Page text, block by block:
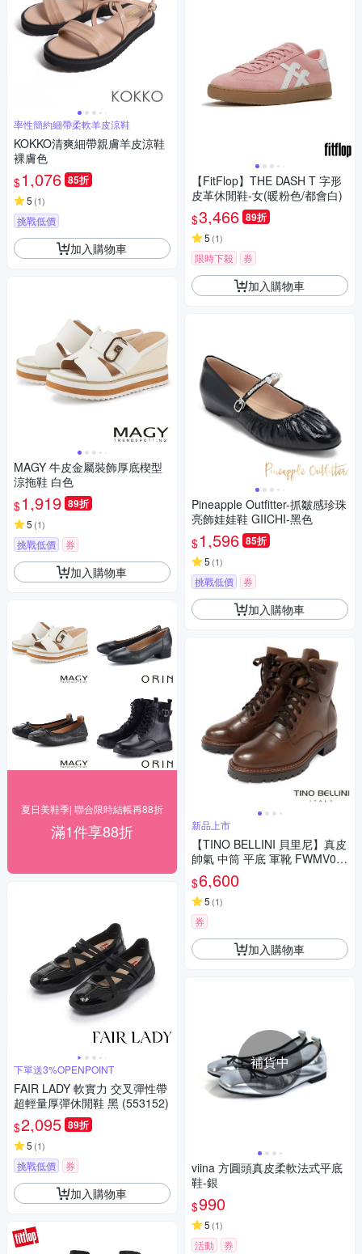
率性簡約細帶柔軟羊皮涼鞋
KOKKO清爽細帶親膚羊皮涼鞋
裸膚色
$1,076 85折
5 (1)
挑戰低價
加入購物車
MAGY 牛皮金屬裝飾厚底楔型
涼拖鞋 白色
$1,919 89折
5 (1)
挑戰低價 券
加入購物車
夏日美鞋季| 聯合限時結帳再88折
滿1件享88折
下單送3%OPENPOINT
FAIR LADY 軟實力 交叉彈性帶
超輕量厚彈休閒鞋 黑 (553152)
$2,095 89折
5 (1)
挑戰低價 券
加入購物車
【FitFlop】THE DASH T 字形
皮革休閒鞋-女(暖粉色/都會白)
$3,466 89折
5 (1)
限時下殺 券
加入購物車
Pineapple Outfitter-抓皺感珍珠
亮飾娃娃鞋 GIICHI-黑色
$1,596 85折
5 (1)
挑戰低價 券
加入購物車
新品上市
【TINO BELLINI 貝里尼】真皮
帥氣 中筒 平底 軍靴 FWMV01
7-6(巧克力色)
$6,600
5 (1)
券
加入購物車
補貨中
viina 方圓頭真皮柔軟法式平底
鞋-銀
$990
5 (1)
活動 券